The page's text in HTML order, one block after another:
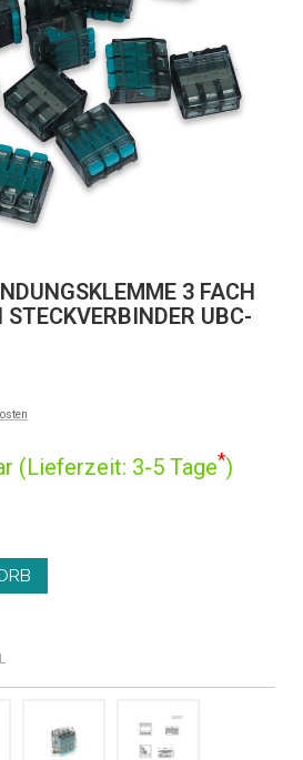
3 FACH
UBC-
(Lieferzeit: 3-5 Tage*)